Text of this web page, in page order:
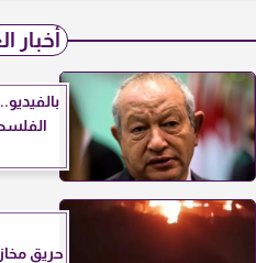
أخبار
حريق